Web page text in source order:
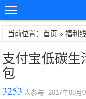
当前位置：首页 »福利
支付宝低碳生
包
3253 人参与 2017年08月